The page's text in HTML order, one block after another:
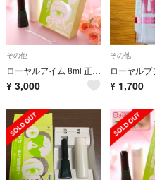
その他
ローヤルアイム 8ml 正規品 新品未使用
¥ 3,000
その他
¥ 1,700